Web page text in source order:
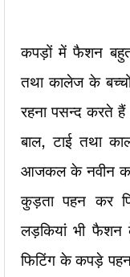
कपड़ों में फैशन
तथा कालेज के
रहना पसन्द करते
बाल, टाई तथा
आजकल के नवीन
कुड़ता पहन कर
लड़कियां भी फैशन
फिटिंग के कपड़े